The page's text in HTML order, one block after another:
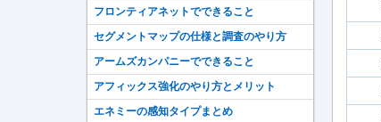
フロンティアネットでできること
セグメントマップの仕様と調査のやり方
アームズカンパニーでできること
アフィックス強化のやり方とメリット
エネミーの感知タイプまとめ